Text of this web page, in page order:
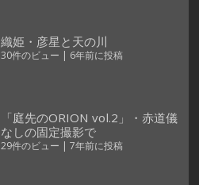
織姫・彦星と天の川
30件のビュー | 6年前に投稿
「庭先のORION vol.2」・赤道儀
なしの固定撮影で
29件のビュー | 7年前に投稿